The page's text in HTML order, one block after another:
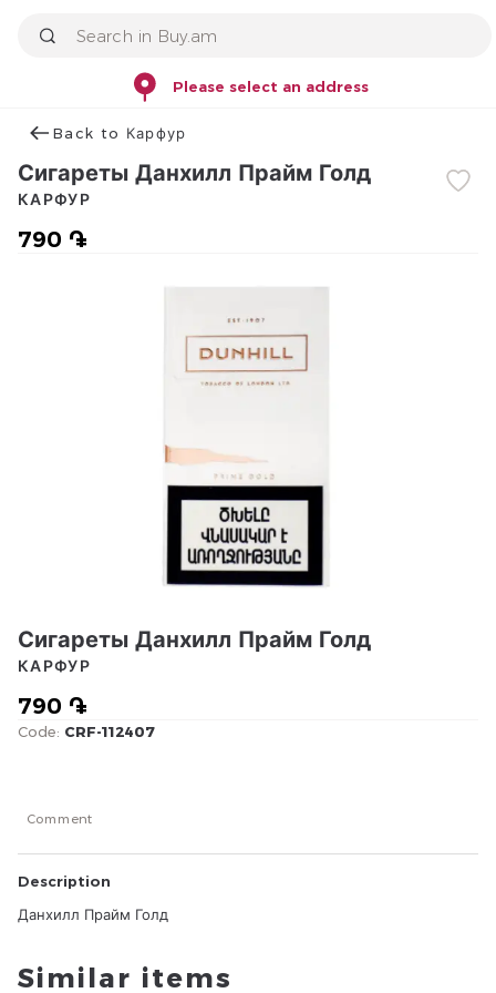
Please select an address
Back to Карфур
Сигареты Данхилл Прайм Голд
790 ֏
КАРФУР
Сигареты Данхилл Прайм Голд
790 ֏
КАРФУР
Code: CRF-112407
Comment
Description
Данхилл Прайм Голд
Similar items